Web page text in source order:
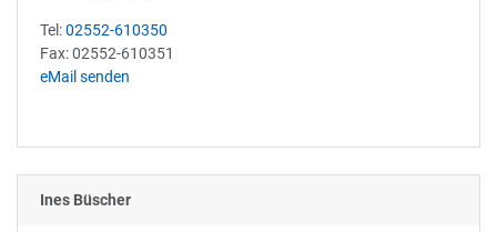
Tel:02552-610350
Fax: 02552-610351
eMail senden
Ines Büscher